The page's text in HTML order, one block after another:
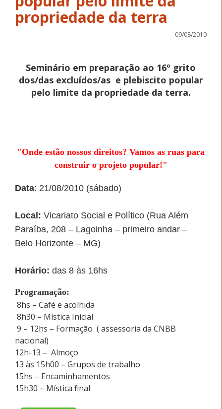
propriedade da terra
09/08/2010
Seminário em preparação ao 16º grito
dos/das excluídos/as e plebiscito popular
pelo limite da propriedade da terra.
"Onde estão nossos direitos? Vamos as ruas para
construir o projeto popular!"
Data: 21/08/2010 (sábado)
Local: Vicariato Social e Político (Rua Além
Paraíba, 208 – Lagoinha – primeiro andar –
Belo Horizonte – MG)
Horário: das 8 às 16hs
Programação:
8hs – Café e acolhida
8h30 – Mística Inicial
9 – 12hs – Formação ( assessoria da CNBB
nacional)
12h-13 – Almoço
13 às 15h00 – Grupos de trabalho
15hs – Encaminhamentos
15h30 – Mística final